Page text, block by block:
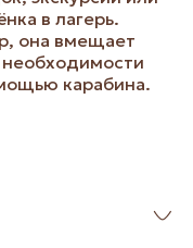
в лагерь.
она вмещает
необходимости
карабина.